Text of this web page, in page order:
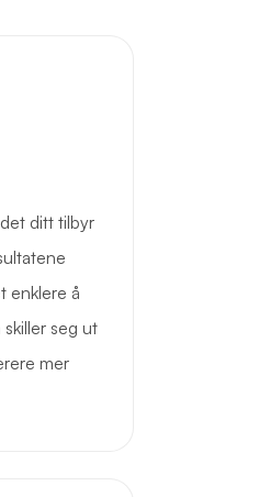
ditt tilbyr
enklere å
seg ut
mer